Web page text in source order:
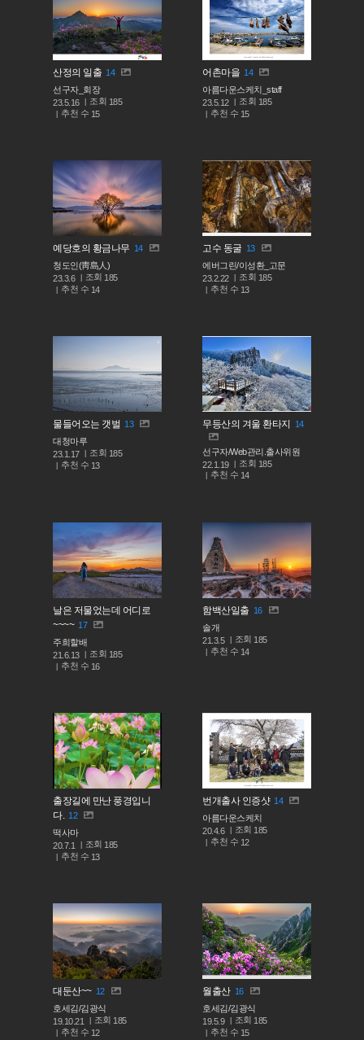
산정의 일출 14
선구자_회장
23.5.16
조회 185
추천 수 15
어촌마을 14
아름다운스케치_staff
23.5.12
조회 185
추천 수 15
예당호의 황금나무 14
청도인(靑島人)
23.3.6
조회 185
추천 수 14
고수 동굴 13
에버그린/이성환_고문
23.2.22
조회 185
추천 수 13
물들어오는 갯벌 13
대청마루
23.1.17
조회 185
추천 수 13
무등산의 겨울 환타지 14
선구자/Web관리.출사위원
22.1.19
조회 185
추천 수 14
날은 저물었는데 어디로
~~~~ 17
주희할배
21.6.13
조회 185
추천 수 16
함백산일출 16
솔개
21.3.5
조회 185
추천 수 14
출장길에 만난 풍경입니
다. 12
떡사마
20.7.1
조회 185
추천 수 13
번개출사 인증샷 14
아름다운스케치
20.4.6
조회 185
추천 수 12
대둔산~~ 12
호세김/김광식
19.10.21
조회 185
추천 수 12
월출산 16
호세김/김광식
19.5.9
조회 185
추천 수 15